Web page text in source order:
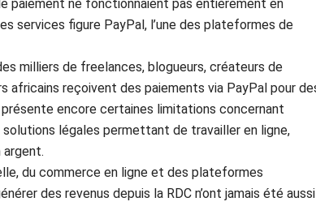
paiement ne fonctionnaient pas entièrement en
services figure PayPal, l’une des plateformes de
milliers de freelances, blogueurs, créateurs de
africains reçoivent des paiements via PayPal pour
encore certaines limitations concernant
solutions légales permettant de travailler en ligne,
argent.
du commerce en ligne et des plateformes
des revenus depuis la RDC n’ont jamais été aussi